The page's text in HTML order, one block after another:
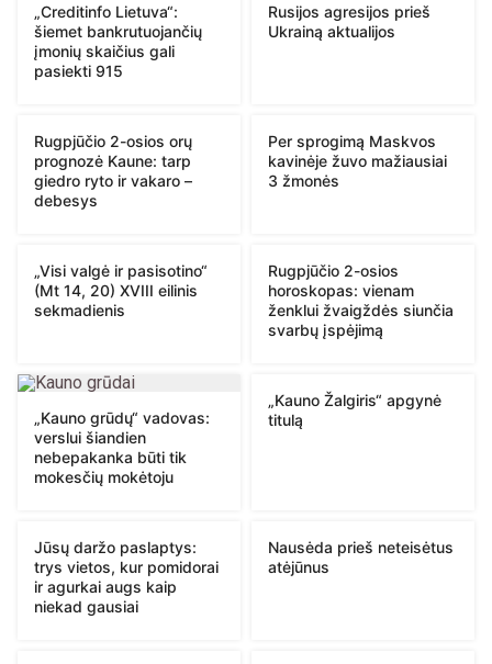
„Creditinfo Lietuva“:
šiemet bankrutuojančių
įmonių skaičius gali
pasiekti 915
Rusijos agresijos prieš
Ukrainą aktualijos
Rugpjūčio 2-osios orų
prognozė Kaune: tarp
giedro ryto ir vakaro –
debesys
Per sprogimą Maskvos
kavinėje žuvo mažiausiai
3 žmonės
„Visi valgė ir pasisotino“
(Mt 14, 20) XVIII eilinis
sekmadienis
Rugpjūčio 2-osios
horoskopas: vienam
ženklui žvaigždės siunčia
svarbų įspėjimą
„Kauno grūdų“ vadovas:
verslui šiandien
nebepakanka būti tik
mokesčių mokėtoju
„Kauno Žalgiris“ apgynė
titulą
Jūsų daržo paslaptys:
trys vietos, kur pomidorai
ir agurkai augs kaip
niekad gausiai
Nausėda prieš neteisėtus
atėjūnus